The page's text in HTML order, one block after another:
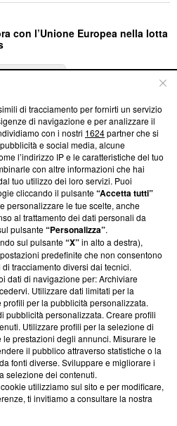
con l’Unione Europea nella lotta
trasparenti su Blasting
e su come ci impegniamo a
afferma la nostra aderenza a
Blasting News non è
ma ha richiesto di farne
effettuato una verifica di
Via Carlo Frasca, 3 - 6900
0690258937
di tracciamento per fornirti un servizio
di navigazione e per analizzare il
con i nostri 1624partner che si
e social media, alcune
l’indirizzo IP e le caratteristiche del tuo
con altre informazioni che hai
tuo utilizzo dei loro servizi. Puoi
cliccando il pulsante“Accetta tutti”
personalizzare le tue scelte, anche
al trattamento dei dati personali da
pulsante“Personalizza”.
sul pulsante“X”in alto a destra),
predefinite che non consentono
tracciamento diversi dai tecnici.
dati di navigazione per: Archiviare
Utilizzare dati limitati per la
per la pubblicità personalizzata.
pubblicità personalizzata. Creare profili
Utilizzare profili per la selezione di
prestazioni degli annunci. Misurare le
il pubblico attraverso statistiche o la
fonti diverse. Sviluppare e migliorare i
selezione dei contenuti.
utilizziamo sul sito e per modificare,
ti invitiamo a consultare la nostra